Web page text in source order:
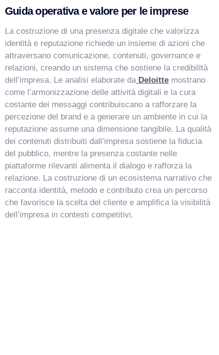
Guida operativa e valore per le imprese
La costruzione di una presenza digitale che valorizza
identità e reputazione richiede un insieme di azioni che
attraversano comunicazione, contenuti, governance e
relazioni, creando un sistema che sostiene la credibilità
dell’impresa. Le analisi elaborate da Deloitte mostrano
come l’armonizzazione delle attività digitali e la cura
costante dei messaggi contribuiscano a rafforzare la
percezione del brand e a generare un ambiente in cui la
reputazione assume una dimensione tangibile. La qualità
dei contenuti distribuiti dall’impresa sostiene la fiducia
del pubblico, mentre la presenza costante nelle
piattaforme rilevanti alimenta il dialogo e rafforza la
relazione. La costruzione di un ecosistema narrativo che
racconta identità, metodo e contributo crea un percorso
che favorisce la scelta del cliente e amplifica la visibilità
dell’impresa in contesti competitivi.